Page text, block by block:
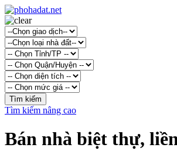
Tìm kiếm nâng cao
Bán nhà biệt thự,